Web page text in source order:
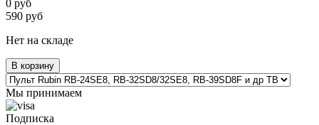
0 руб
590 руб
Нет на складе
В корзину
Мы принимаем
Подписка